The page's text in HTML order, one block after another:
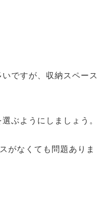
ですが、収納スペース
ぶようにしましょう。
がなくても問題ありま